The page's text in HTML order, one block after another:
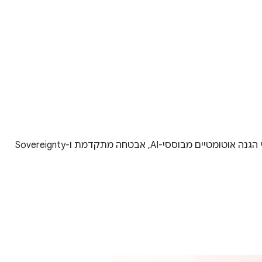
‫Workspace נותן לצוותי IT פלטפורמה עמידה וכלים יעילים שעוזרים לאבטח מידע אישי רגיש ולציית לדרישות הרגולטוריות, כולל מנגנוני הגנה אוטומטיים מבוססי-AI, אבטחה מתקדמת ו-Sovereignty